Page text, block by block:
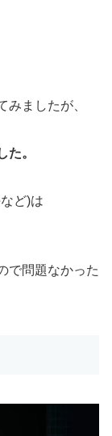
ましたが、
た。
ど)は
で問題なかった